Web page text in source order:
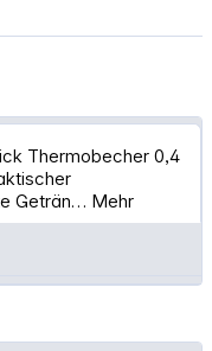
Thermobecher 0,4
Geträn… Mehr